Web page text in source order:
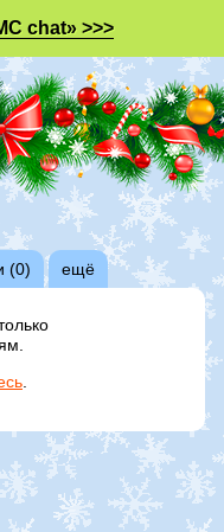
chat» >>>
(0) ещё